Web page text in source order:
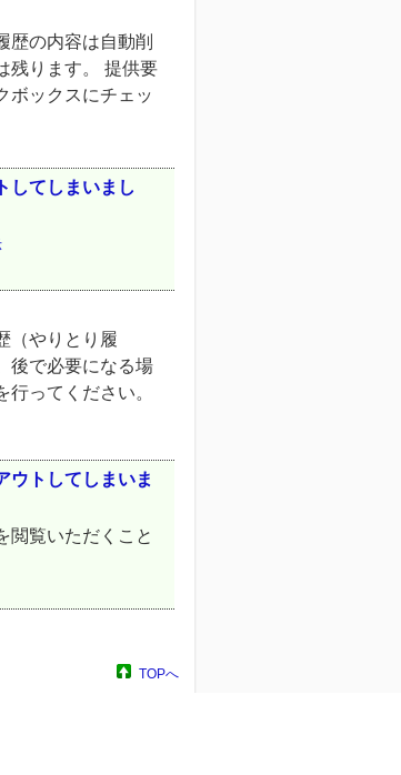
歴の内容は自動削
残ります。 提供要
ボックスにチェッ
してしまいまし
（やりとり履
後で必要になる場
ってください。
ウトしてしまいま
閲覧いただくこと
TOPへ